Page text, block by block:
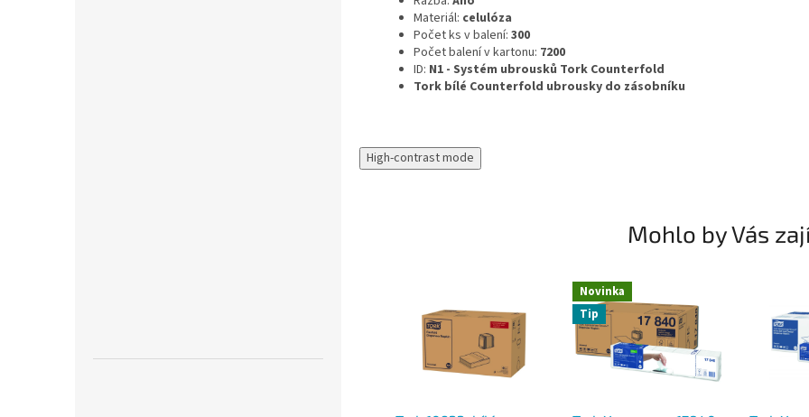
Materiál: celulóza
Počet ks v balení: 300
Počet balení v kartonu: 7200
ID: N1 - Systém ubrousků Tork Counterfold
Tork bílé Counterfold ubrousky do zásobníku
High-contrast mode
Mohlo by Vás
Novinka
Tip